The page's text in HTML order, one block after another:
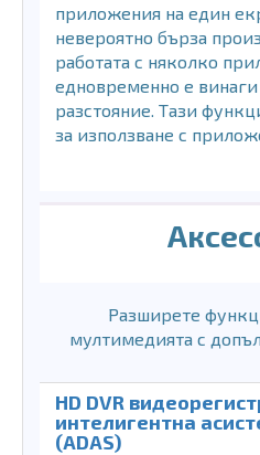
приложения на един
невероятно бърза
работата с няколко
едновременно е
разстояние. Тази
за използване с
Разширете
мултимедията с
HD DVR
интелигентна
(ADAS)